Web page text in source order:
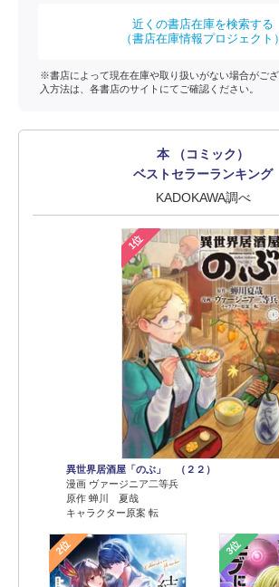
近くの書店在庫を検索する
（書店在庫情報プロジェクト）
※書店によって現在在庫や取り扱いがない場合がご
入方法は、各書店のサイトにてご確認ください。
本 （コミック）
ベストセラーランキング
KADOKAWA調べ
1位
異世界居酒屋「のぶ」 （２２）
漫画 ヴァージニア二等兵
原作 蝉川 夏哉
キャラクター原案 転
2位 3位